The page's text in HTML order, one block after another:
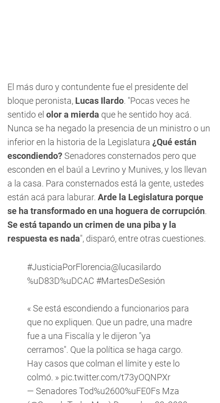
El más duro y contundente fue el presidente del
bloque peronista, Lucas Ilardo. "Pocas veces he
sentido el olor a mierda que he sentido hoy acá.
Nunca se ha negado la presencia de un ministro o un
inferior en la historia de la Legislatura ¿Qué están
escondiendo?Senadores consternados pero que
esconden en el baúl a Levrino y Munives, y los llevan
a la casa. Para consternados está la gente, ustedes
están acá para laburar. Arde la Legislatura porque
se ha transformado en una hoguera de corrupción.
Se está tapando un crimen de una piba y la
respuesta es nada", disparó, entre otras cuestiones.
#JusticiaPorFlorencia@lucasilardo
%uD83D%uDCAC #MartesDeSesión
« Se está escondiendo a funcionarios para
que no expliquen. Que un padre, una madre
fue a una Fiscalía y le dijeron "ya
cerramos". Que la política se haga cargo.
Hay casos que colman el límite y este lo
colmó. » pic.twitter.com/t73yOQNPXr
— Senadores Tod%u2600%uFE0Fs Mza